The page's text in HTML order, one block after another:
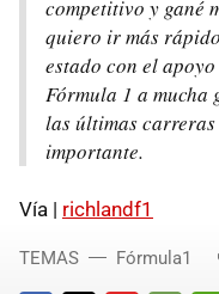
competitivo y gané
quiero ir más
estado con el
Fórmula 1 a mucha
las últimas carreras
importante.
Vía | richlandf1
TEMAS Fórmula1